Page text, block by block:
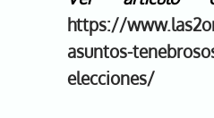
https://
asuntos-
elecciones/